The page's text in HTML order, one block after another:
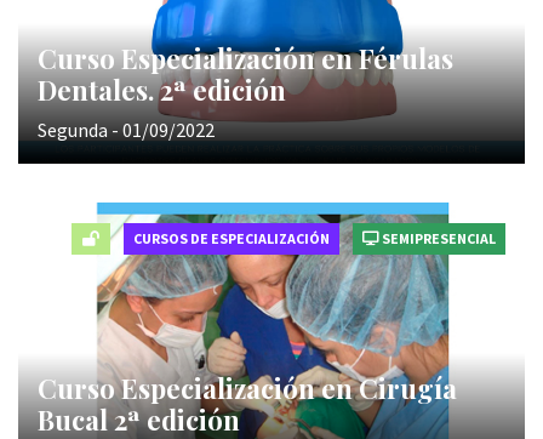
Curso Especialización en Férulas
Dentales. 2ª edición
Segunda - 01/09/2022
CURSOS DE ESPECIALIZACIÓN SEMIPRESENCIAL
Curso Especialización en Cirugía
Bucal 2ª edición